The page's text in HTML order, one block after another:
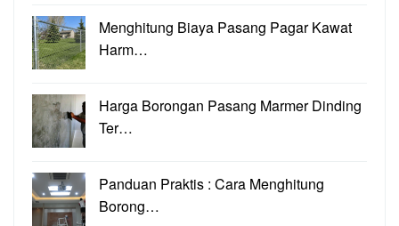
Menghitung Biaya Pasang Pagar Kawat
Harm…
Harga Borongan Pasang Marmer Dinding
Ter…
Panduan Praktis : Cara Menghitung
Borong…